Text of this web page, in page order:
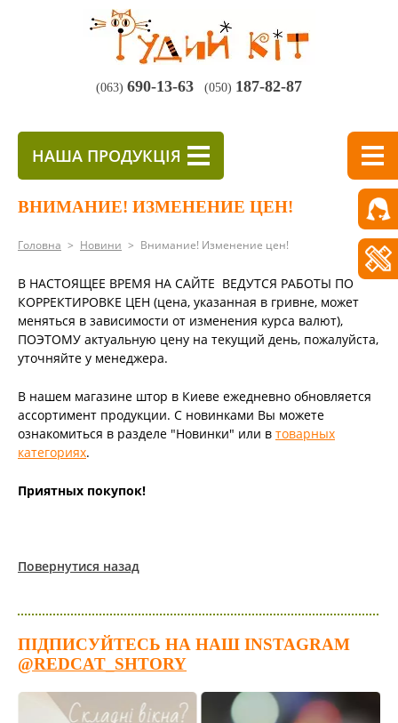
(063) 690-13-63 (050) 187-82-87
НАША ПРОДУКЦІЯ
ВНИМАНИЕ! ИЗМЕНЕНИЕ ЦЕН!
Головна > Новини > Внимание! Изменение цен!
В НАСТОЯЩЕЕ ВРЕМЯ НА САЙТЕ ВЕДУТСЯ РАБОТЫ ПО
КОРРЕКТИРОВКЕ ЦЕН (цена, указанная в гривне, может
меняться в зависимости от изменения курса валют),
ПОЭТОМУ актуальную цену на текущий день, пожалуйста,
уточняйте у менеджера.
В нашем магазине штор в Киеве ежедневно обновляется
ассортимент продукции. С новинками Вы можете
ознакомиться в разделе "Новинки" или в товарных
категориях.
Приятных покупок!
Повернутися назад
ПІДПИСУЙТЕСЬ НА НАШ INSTAGRAM
@REDCAT_SHTORY